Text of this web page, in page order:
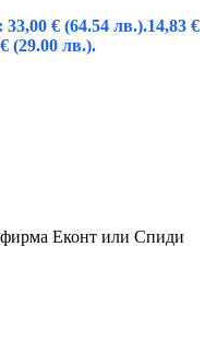
€ (64.54 лв.).14,83 €
(29.00 лв.).
фирма Еконт или Спиди